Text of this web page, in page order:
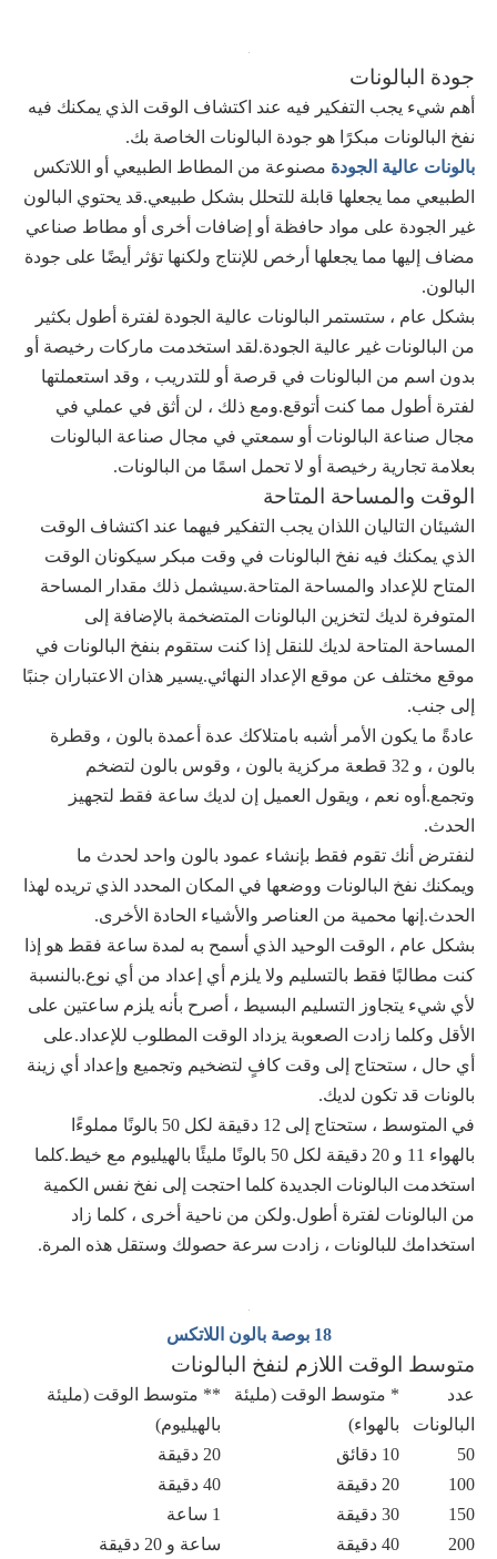
جودة البالونات
أهم شيء يجب التفكير فيه عند اكتشاف الوقت الذي يمكنك فيه
نفخ البالونات مبكرًا هو جودة البالونات الخاصة بك.
بالونات عالية الجودة مصنوعة من المطاط الطبيعي أو اللاتكس
الطبيعي مما يجعلها قابلة للتحلل بشكل طبيعي.قد يحتوي البالون
غير الجودة على مواد حافظة أو إضافات أخرى أو مطاط صناعي
مضاف إليها مما يجعلها أرخص للإنتاج ولكنها تؤثر أيضًا على جودة
البالون.
بشكل عام ، ستستمر البالونات عالية الجودة لفترة أطول بكثير
من البالونات غير عالية الجودة.لقد استخدمت ماركات رخيصة أو
بدون اسم من البالونات في قرصة أو للتدريب ، وقد استعملتها
لفترة أطول مما كنت أتوقع.ومع ذلك ، لن أثق في عملي في
مجال صناعة البالونات أو سمعتي في مجال صناعة البالونات
بعلامة تجارية رخيصة أو لا تحمل اسمًا من البالونات.
الوقت والمساحة المتاحة
الشيئان التاليان اللذان يجب التفكير فيهما عند اكتشاف الوقت
الذي يمكنك فيه نفخ البالونات في وقت مبكر سيكونان الوقت
المتاح للإعداد والمساحة المتاحة.سيشمل ذلك مقدار المساحة
المتوفرة لديك لتخزين البالونات المتضخمة بالإضافة إلى
المساحة المتاحة لديك للنقل إذا كنت ستقوم بنفخ البالونات في
موقع مختلف عن موقع الإعداد النهائي.يسير هذان الاعتباران جنبًا
إلى جنب.
عادةً ما يكون الأمر أشبه بامتلاكك عدة أعمدة بالون ، وقطرة
بالون ، و 32 قطعة مركزية بالون ، وقوس بالون لتضخم
وتجمع.أوه نعم ، ويقول العميل إن لديك ساعة فقط لتجهيز
الحدث.
لنفترض أنك تقوم فقط بإنشاء عمود بالون واحد لحدث ما
ويمكنك نفخ البالونات ووضعها في المكان المحدد الذي تريده لهذا
الحدث.إنها محمية من العناصر والأشياء الحادة الأخرى.
بشكل عام ، الوقت الوحيد الذي أسمح به لمدة ساعة فقط هو إذا
كنت مطالبًا فقط بالتسليم ولا يلزم أي إعداد من أي نوع.بالنسبة
لأي شيء يتجاوز التسليم البسيط ، أصرح بأنه يلزم ساعتين على
الأقل وكلما زادت الصعوبة يزداد الوقت المطلوب للإعداد.على
أي حال ، ستحتاج إلى وقت كافٍ لتضخيم وتجميع وإعداد أي زينة
بالونات قد تكون لديك.
في المتوسط ​​، ستحتاج إلى 12 دقيقة لكل 50 بالونًا مملوءًا
بالهواء 11 و 20 دقيقة لكل 50 بالونًا مليئًا بالهيليوم مع خيط.كلما
استخدمت البالونات الجديدة كلما احتجت إلى نفخ نفس الكمية
من البالونات لفترة أطول.ولكن من ناحية أخرى ، كلما زاد
استخدامك للبالونات ، زادت سرعة حصولك وستقل هذه المرة.
18 بوصة بالون اللاتكس
متوسط ​​الوقت اللازم لنفخ البالونات
عدد
البالونات
* متوسط ​​الوقت (مليئة
بالهواء)
** متوسط ​​الوقت (مليئة
بالهيليوم)
50
10 دقائق
20 دقيقة
100
20 دقيقة
40 دقيقة
150
30 دقيقة
1 ساعة
200
40 دقيقة ساعة و 20 دقيقة